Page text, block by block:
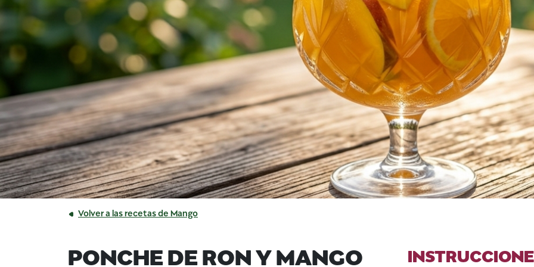
Volver a las recetas de Mango
PONCHE DE RON Y MANGO